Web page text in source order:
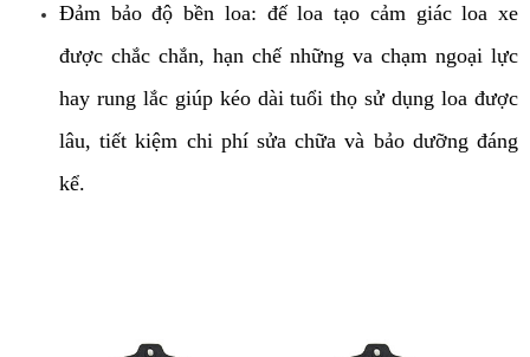
Đảm bảo độ bền loa: đế loa tạo cảm giác loa xe
được chắc chắn, hạn chế những va chạm ngoại lực
hay rung lắc giúp kéo dài tuổi thọ sử dụng loa được
lâu, tiết kiệm chi phí sửa chữa và bảo dưỡng đáng
kể.